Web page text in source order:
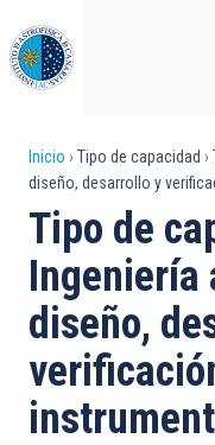
al
contenido
principal
Sobrescribir
enlaces
de
ayuda
a
la
navegación
Inicio Tipo de capacidad
diseño, desarrollo y
Tipo de
Ingeniería
diseño,